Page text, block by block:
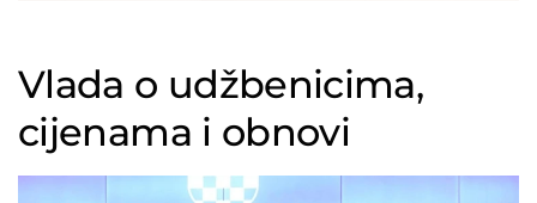
Vlada o udžbenicima,
cijenama i obnovi